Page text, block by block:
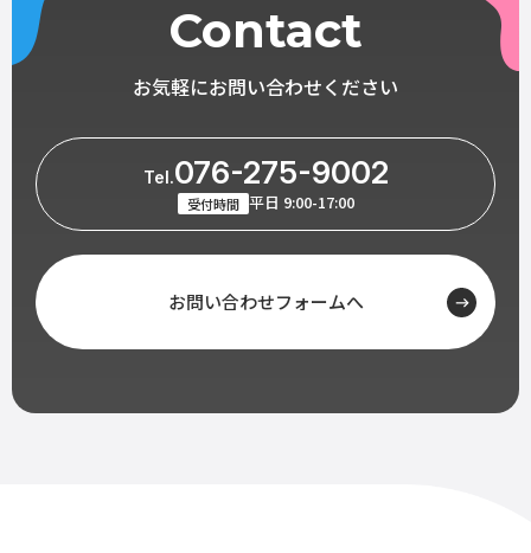
Contact
お気軽にお問い合わせください
Tel.076-275-9002
受付時間 平日 9:00-17:00
お問い合わせフォームへ